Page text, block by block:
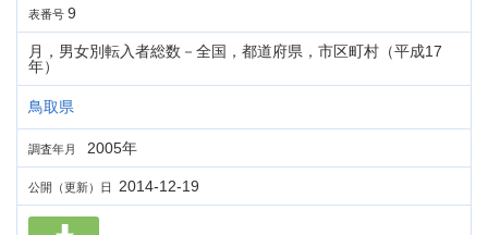
表番号 9
月，男女別転入者総数－全国，都道府県，市区町村（平成17
年）
鳥取県
調査年月 2005年
公開（更新）日 2014-12-19